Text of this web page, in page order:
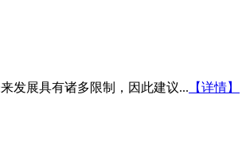
发展具有诸多限制，因此建议... 【详情】